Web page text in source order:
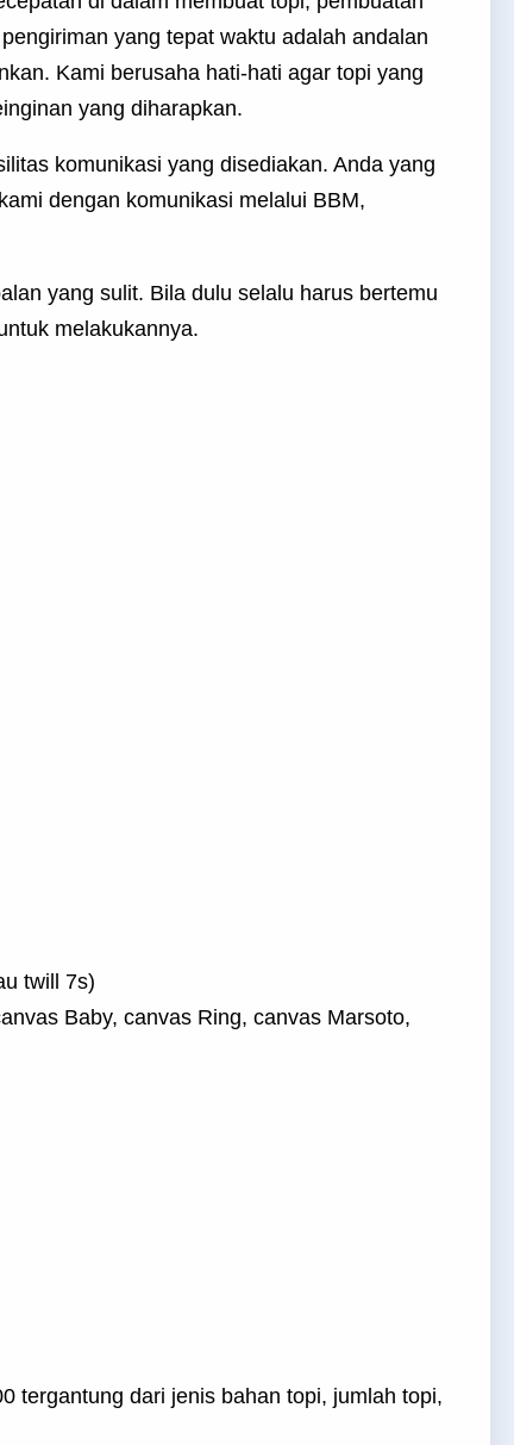
yang tepat waktu adalah andalan
Kami berusaha hati-hati agar topi yang
yang diharapkan.
komunikasi yang disediakan. Anda yang
dengan komunikasi melalui BBM,
yang sulit. Bila dulu selalu harus bertemu
melakukannya.
twill 7s)
Baby, canvas Ring, canvas Marsoto,
tergantung dari jenis bahan topi, jumlah topi,